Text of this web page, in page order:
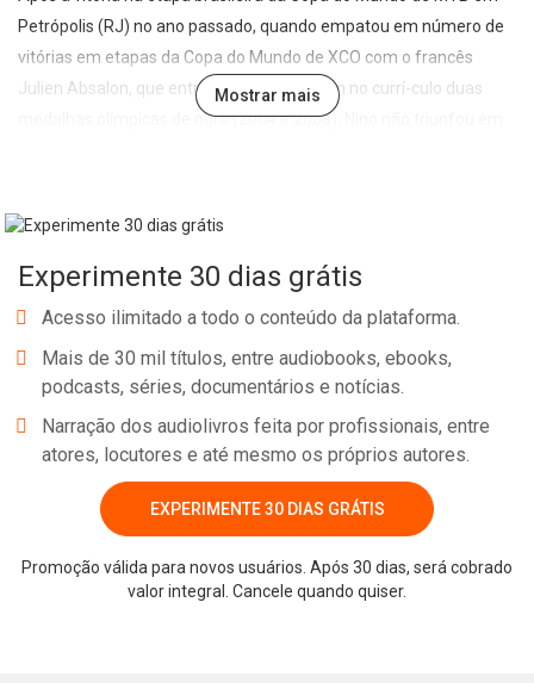
Petrópolis (RJ) no ano passado, quando empatou em número de
vitórias em etapas da Copa do Mundo de XCO com o francês
Julien Absalon, que entre outros títulos tem no currí-culo duas
medalhas olímpicas de ouro (2004 e 2008), Nino não triunfou em
etapa da Copa, em Lenzerheide (Suíça), Nino finalmente
recorde! E ele voltou a vencer em Val di Sole (Itália), na quarta
etapa da Copa, já com esta edição da Bike Action praticamente
recordes virão.
Mostrar mais
Experimente 30 dias grátis
Acesso ilimitado a todo o conteúdo da plataforma.
Mais de 30 mil títulos, entre audiobooks, ebooks,
podcasts, séries, documentários e notícias.
Narração dos audiolivros feita por profissionais, entre
atores, locutores e até mesmo os próprios autores.
EXPERIMENTE 30 DIAS GRÁTIS
Promoção válida para novos usuários. Após 30 dias, será cobrado
valor integral. Cancele quando quiser.